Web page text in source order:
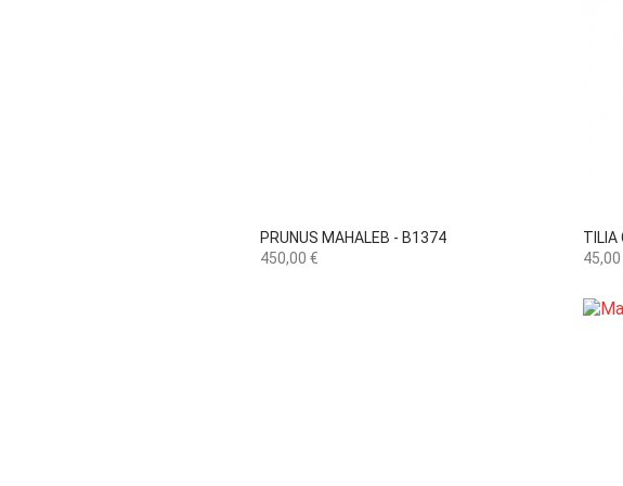
PRUNUS MAHALEB - B1374
Preço
450,00 €
 Vista rápida
TILIA
Preço
45,00